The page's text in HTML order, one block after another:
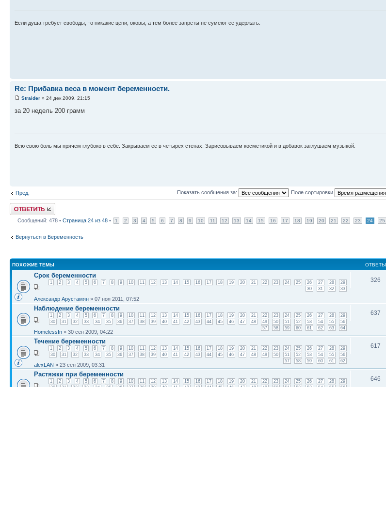
Если душа требует свободы, то никакие цепи, оковы, а тем более запреты не сумеют ее удержать.
Re: Прибавка веса в момент беременности.
Straider » 24 дек 2009, 21:15
за 20 недель 200 грамм
Всю свою боль мы прячем глубоко в себе. Закрываем ее в четырех стенах. Зарисовываем косметикой и в добавок заглушаем музыкой.
Пред. Показать сообщения за: Поле сортировки
Ответить
Сообщений: 478 • Страница 24 из 48 • 1 2 3 4 5 6 7 8 9 10 11 12 13 14 15 16 17 18 19 20 21 22 23 24 25
Вернуться в Беременность
ПОХОЖИЕ ТЕМЫ ОТВЕТЫ
Срок беременности
1 2 3 4 5 6 7 8 9 10 11 12 13 14 15 16 17 18 19 20 21 22 23 24 25 26 27 28
29
30
31 32 33
Александр Арустамян » 07 ноя 2011, 07:52
326
Наблюдение беременности
1 2 3 4 5 6 7 8 9 10 11 12 13 14 15 16 17 18 19 20 21 22 23 24 25 26 27 28
29
30
31 32 33 34 35 36 37 38 39 40 41 42 43 44 45 46 47 48 49 50 51 52 53 54 55
56
57
58 59 60 61 62 63 64
HomelessIn » 30 сен 2009, 04:22
637
Течение беременности
1 2 3 4 5 6 7 8 9 10 11 12 13 14 15 16 17 18 19 20 21 22 23 24 25 26 27 28
29
30
31 32 33 34 35 36 37 38 39 40 41 42 43 44 45 46 47 48 49 50 51 52 53 54 55
56
57
58 59 60 61 62
alexLAN » 23 сен 2009, 03:31
617
Растяжки при беременности
1 2 3 4 5 6 7 8 9 10 11 12 13 14 15 16 17 18 19 20 21 22 23 24 25 26 27 28
29
30
31 32 33 34 35 36 37 38 39 40 41 42 43 44 45 46 47 48 49 50 51 52 53 54 55
56
646